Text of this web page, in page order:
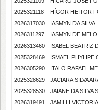
2025321118
HÍGOR HEITOR
2026317030
IASMYN DA SILVA
2026311297
IASMYN DE
2026313460
ISABEL BEATRIZ
2025328469
ISMAEL PHYLIPE
2026305290
ITALO RAFAEL
2025328629
JACIARA SILVA
2025328530
JAIANE DA SILVA
2026319491
JAMILLI